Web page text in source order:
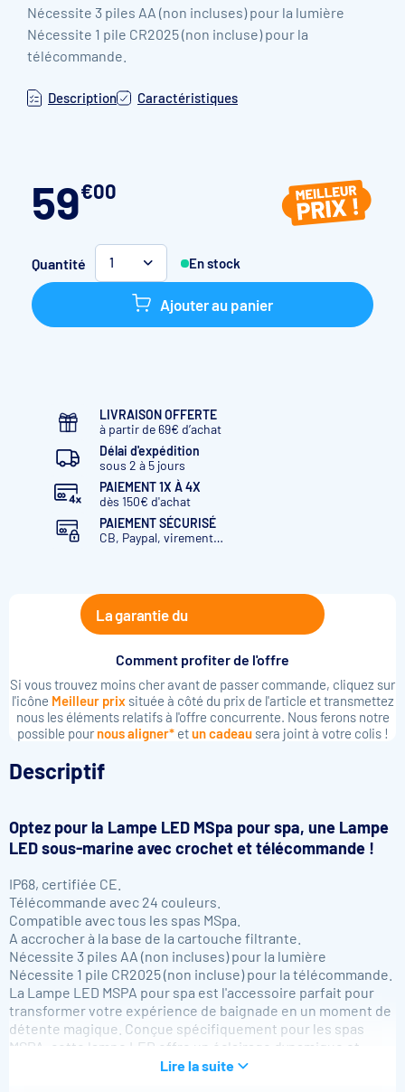
Nécessite 3 piles AA (non incluses) pour la lumière
Nécessite 1 pile CR2025 (non incluse) pour la
télécommande.
Description Caractéristiques
59€00
Quantité 1 En stock
Ajouter au panier
LIVRAISON OFFERTE
à partir de 69€ d’achat
Délai d'expédition
sous 2 à 5 jours
PAIEMENT 1X À 4X
dès 150€ d'achat
PAIEMENT SÉCURISÉ
CB, Paypal, virement…
La garantie du
Comment profiter de l'offre
Si vous trouvez moins cher avant de passer commande, cliquez sur
l'icône Meilleur prixsituée à côté du prix de l'article et transmettez
nous les éléments relatifs à l'offre concurrente. Nous ferons notre
possible pour nous aligner*etun cadeausera joint à votre colis !
Descriptif
Optez pour la Lampe LED MSpa pour spa, une Lampe
LED sous-marine avec crochet et télécommande !
IP68, certifiée CE.
Télécommande avec 24 couleurs.
Compatible avec tous les spas MSpa.
A accrocher à la base de la cartouche filtrante.
Nécessite 3 piles AA (non incluses) pour la lumière
Nécessite 1 pile CR2025 (non incluse) pour la télécommande.
La Lampe LED MSPA pour spa est l'accessoire parfait pour
transformer votre expérience de baignade en un moment de
détente magique. Conçue spécifiquement pour les spas
MSPA, cette lampe LED offre un éclairage dynamique et
personnalisé, créant une ambiance relaxante et apaisante
Lire la suite